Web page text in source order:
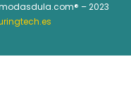
– 2023